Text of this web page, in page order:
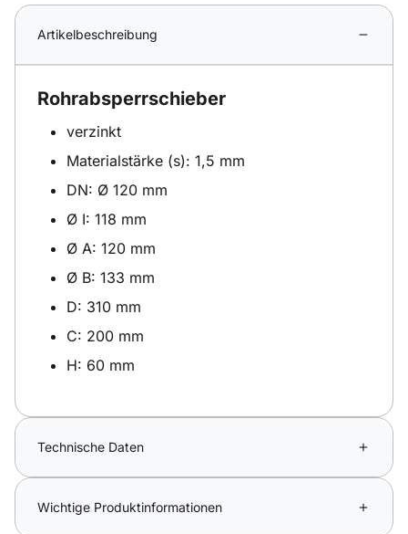
Artikelbeschreibung
Rohrabsperrschieber
verzinkt
Materialstärke (s): 1,5 mm
DN: Ø 120 mm
Ø I: 118 mm
Ø A: 120 mm
Ø B: 133 mm
D: 310 mm
C: 200 mm
H: 60 mm
Technische Daten
Wichtige Produktinformationen